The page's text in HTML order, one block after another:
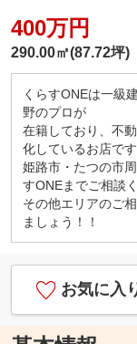
400万円
290.00㎡(87.72坪)
くらすONEは一級
野のプロが
在籍しており、不
化しているお店で
姫路市・たつの市
すONEまでご相談
その他エリアのご
ましょう！！
お気に入